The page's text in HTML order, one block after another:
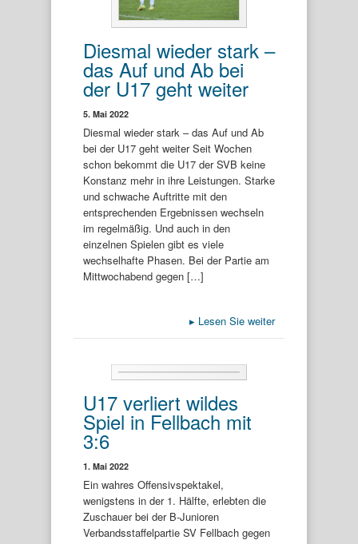
Diesmal wieder stark –
das Auf und Ab bei
der U17 geht weiter
5. Mai 2022
Diesmal wieder stark – das Auf und Ab
bei der U17 geht weiter Seit Wochen
schon bekommt die U17 der SVB keine
Konstanz mehr in ihre Leistungen. Starke
und schwache Auftritte mit den
entsprechenden Ergebnissen wechseln
im regelmäßig. Und auch in den
einzelnen Spielen gibt es viele
wechselhafte Phasen. Bei der Partie am
Mittwochabend gegen […]
▸ Lesen Sie weiter
U17 verliert wildes
Spiel in Fellbach mit
3:6
1. Mai 2022
Ein wahres Offensivspektakel,
wenigstens in der 1. Hälfte, erlebten die
Zuschauer bei der B-Junioren
Verbandsstaffelpartie SV Fellbach gegen